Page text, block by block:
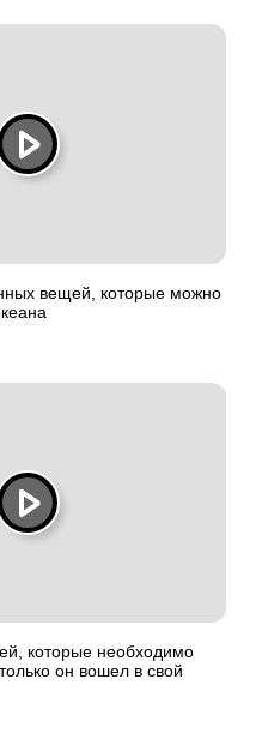
вещей, которые можно
которые необходимо
он вошел в свой